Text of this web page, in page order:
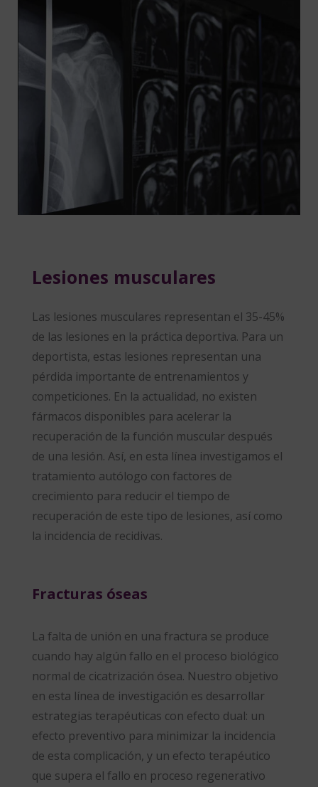
Lesiones musculares
Las lesiones musculares representan el 35-45%
de las lesiones en la práctica deportiva. Para un
deportista, estas lesiones representan una
pérdida importante de entrenamientos y
competiciones. En la actualidad, no existen
fármacos disponibles para acelerar la
recuperación de la función muscular después
de una lesión. Así, en esta línea investigamos el
tratamiento autólogo con factores de
crecimiento para reducir el tiempo de
recuperación de este tipo de lesiones, así como
la incidencia de recidivas.
Fracturas óseas
La falta de unión en una fractura se produce
cuando hay algún fallo en el proceso biológico
normal de cicatrización ósea. Nuestro objetivo
en esta línea de investigación es desarrollar
estrategias terapéuticas con efecto dual: un
efecto preventivo para minimizar la incidencia
de esta complicación, y un efecto terapéutico
que supera el fallo en proceso regenerativo